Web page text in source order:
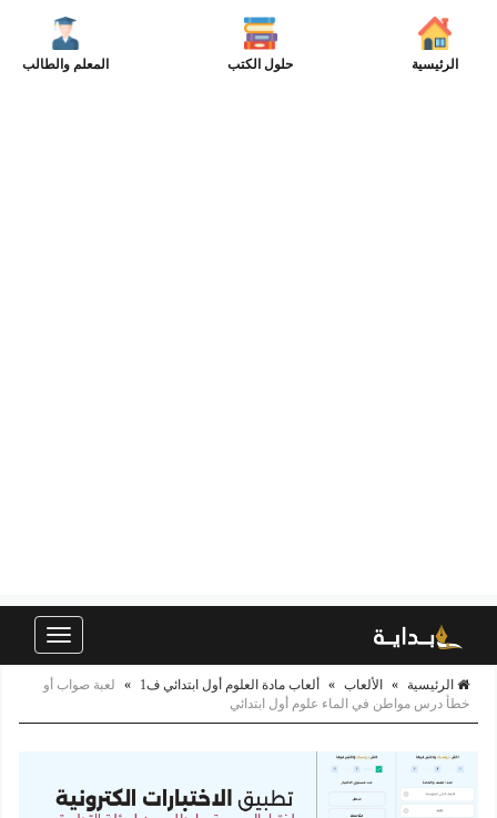
الرئيسية حلول الكتب المعلم والطالب
Toggle
الرئيسية » الألعاب » ألعاب مادة العلوم أول ابتدائي ف1 »
لعبة صواب أو
خطأ درس مواطن في الماء علوم أول ابتدائي